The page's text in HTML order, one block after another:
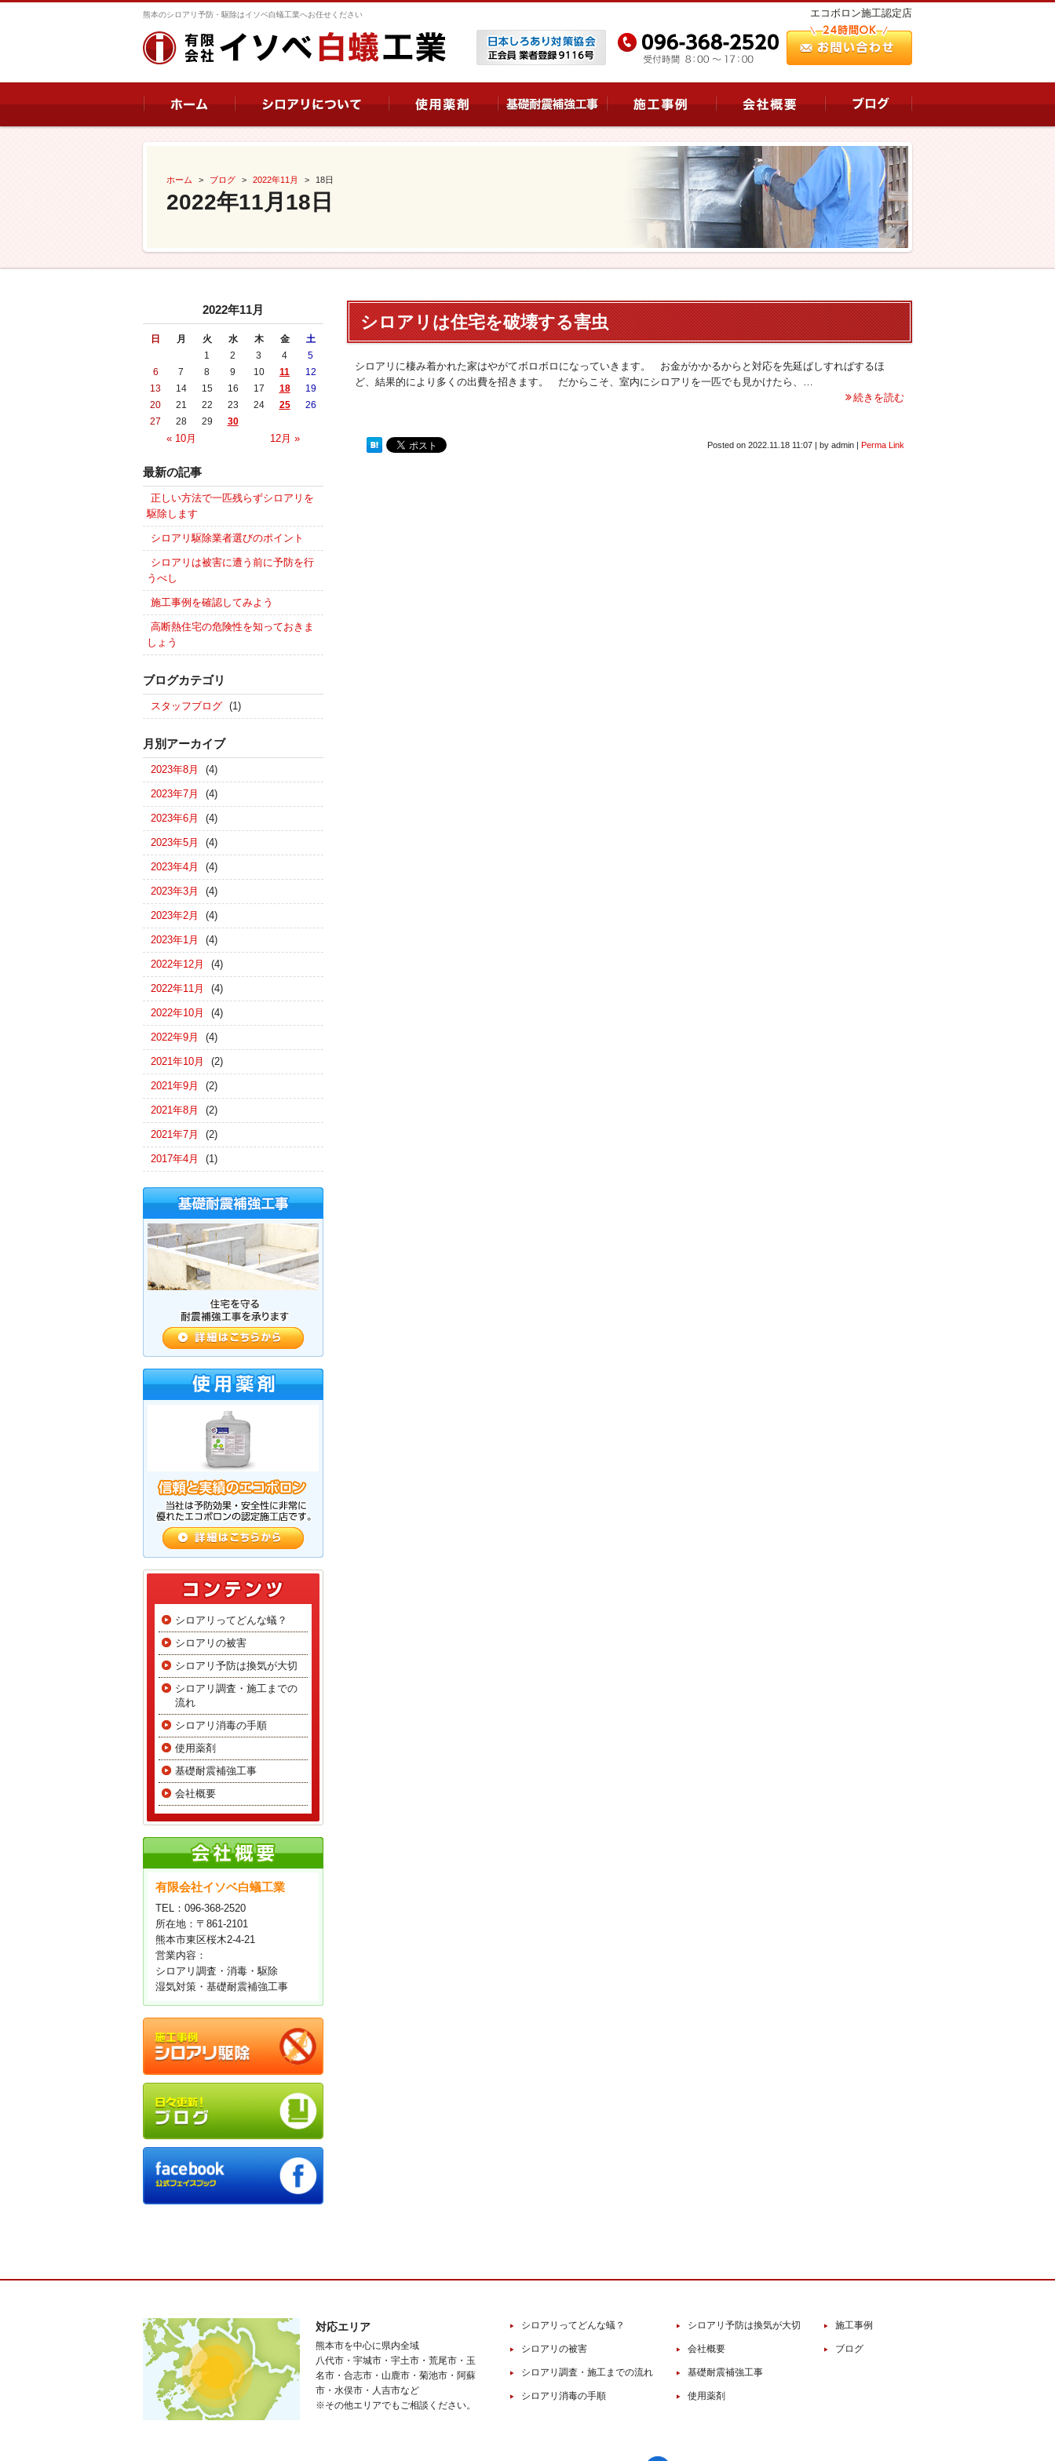
熊本のシロアリ予防・駆除はイソベ白蟻工業へお任せください エコボロン施工認定店
ホーム ブログ 2022年11月 18日
2022年11月18日
シロアリは住宅を破壊する害虫
シロアリに棲み着かれた家はやがてボロボロになっていきます。 お金がかかるからと対応を先延ばしすればするほ
ど、結果的により多くの出費を招きます。 だからこそ、室内にシロアリを一匹でも見かけたら、…
続きを読む
Posted on 2022.11.18 11:07 | by admin | Perma Link
2022年11月
日 月 火 水 木 金 土
« 10月 12月 »
1 2 3 4
5
6
7 8 9 10 11
12
13
14 15 16 17 18
19
20
21 22 23 24 25
26
27
28 29 30
最新の記事
正しい方法で一匹残らずシロアリを
駆除します
シロアリ駆除業者選びのポイント
シロアリは被害に遭う前に予防を行
うべし
施工事例を確認してみよう
高断熱住宅の危険性を知っておきま
しょう
ブログカテゴリ
スタッフブログ (1)
月別アーカイブ
2023年8月 (4)
2023年7月 (4)
2023年6月 (4)
2023年5月 (4)
2023年4月 (4)
2023年3月 (4)
2023年2月 (4)
2023年1月 (4)
2022年12月 (4)
2022年11月 (4)
2022年10月 (4)
2022年9月 (4)
2021年10月 (2)
2021年9月 (2)
2021年8月 (2)
2021年7月 (2)
2017年4月 (1)
シロアリってどんな蟻？
シロアリの被害
シロアリ予防は換気が大切
シロアリ調査・施工までの
流れ
シロアリ消毒の手順
使用薬剤
基礎耐震補強工事
会社概要
有限会社イソベ白蟻工業
TEL：096-368-2520
所在地：〒861-2101
熊本市東区桜木2-4-21
営業内容：
シロアリ調査・消毒・駆除
湿気対策・基礎耐震補強工事
対応エリア
熊本市を中心に県内全域
八代市・宇城市・宇土市・荒尾市・玉
名市・合志市・山鹿市・菊池市・阿蘇
市・水俣市・人吉市など
※その他エリアでもご相談ください。
シロアリってどんな蟻？
シロアリの被害
シロアリ調査・施工までの流れ
シロアリ消毒の手順
シロアリ予防は換気が大切
会社概要
基礎耐震補強工事
使用薬剤
施工事例
ブログ